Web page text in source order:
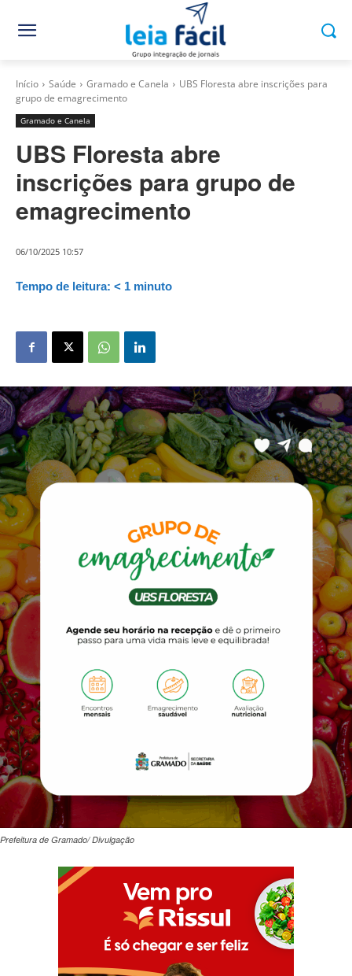
Início Saúde Gramado e Canela
UBS Floresta abre inscrições para
grupo de emagrecimento
Gramado e Canela
UBS Floresta abre
inscrições para grupo de
emagrecimento
06/10/2025 10:57
Tempo de leitura: < 1 minuto
Prefeitura de Gramado/ Divulgação